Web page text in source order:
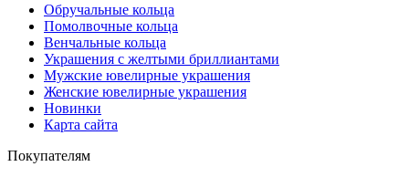
Обручальные кольца
Помолвочные кольца
Венчальные кольца
Украшения с желтыми бриллиантами
Мужские ювелирные украшения
Женские ювелирные украшения
Новинки
Карта сайта
Покупателям